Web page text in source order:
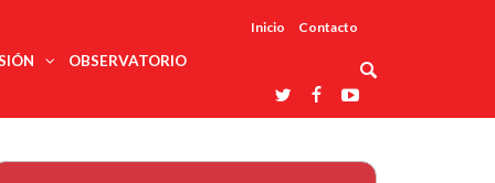
Inicio Contacto
profesionales
OBSERVATORIO